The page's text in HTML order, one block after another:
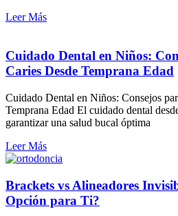
Leer Más
Cuidado Dental en Niños:
Caries Desde Temprana Edad
Cuidado Dental en Niños: Consejos
Temprana Edad El cuidado dental
garantizar una salud bucal óptima
Leer Más
Brackets vs Alineadores
Opción para Ti?